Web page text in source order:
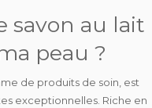
savon au lait
peau ?
de produits de soin, est
exceptionnelles. Riche en